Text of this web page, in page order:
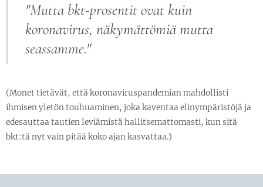
"Mutta bkt-prosentit ovat kuin
koronavirus, näkymättömiä mutta
seassamme."
(Monet tietävät, että koronaviruspandemian mahdollisti
ihmisen yletön touhuaminen, joka kaventaa elinympäristöjä ja
edesauttaa tautien leviämistä hallitsemattomasti, kun sitä
bkt:tä nyt vain pitää koko ajan kasvattaa.)